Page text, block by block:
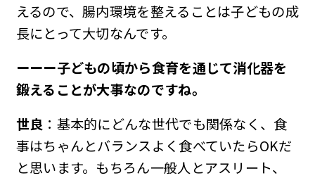
えるので、腸内環境を整えることは子どもの成
長にとって大切なんです。
ーーー子どもの頃から食育を通じて消化器を
鍛えることが大事なのですね。
世良 ：基本的にどんな世代でも関係なく、食
事はちゃんとバランスよく食べていたらOKだ
と思います。もちろん一般人とアスリート、